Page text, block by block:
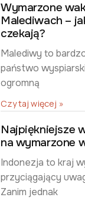
Wymarzone
Malediwach –
czekają?
Malediwy to
państwo
ogromną
Czytaj więcej »
Najpiękniejsze
na wymarzone
Indonezja to kraj
przyciągający
Zanim jednak